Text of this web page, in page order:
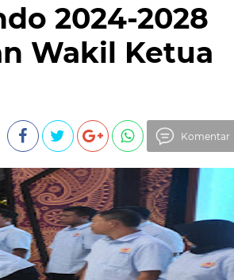
2024-2028
Wakil Ketua
Komentar